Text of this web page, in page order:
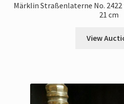
Märklin Straßenlaterne No.
21 cm
View